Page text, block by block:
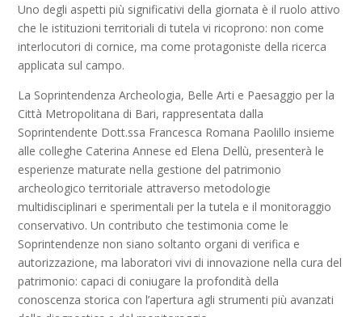
Uno degli aspetti più significativi della giornata è il ruolo attivo
che le istituzioni territoriali di tutela vi ricoprono: non come
interlocutori di cornice, ma come protagoniste della ricerca
applicata sul campo.
La Soprintendenza Archeologia, Belle Arti e Paesaggio per la
Città Metropolitana di Bari, rappresentata dalla
Soprintendente Dott.ssa Francesca Romana Paolillo insieme
alle colleghe Caterina Annese ed Elena Dellù, presenterà le
esperienze maturate nella gestione del patrimonio
archeologico territoriale attraverso metodologie
multidisciplinari e sperimentali per la tutela e il monitoraggio
conservativo. Un contributo che testimonia come le
Soprintendenze non siano soltanto organi di verifica e
autorizzazione, ma laboratori vivi di innovazione nella cura del
patrimonio: capaci di coniugare la profondità della
conoscenza storica con l’apertura agli strumenti più avanzati